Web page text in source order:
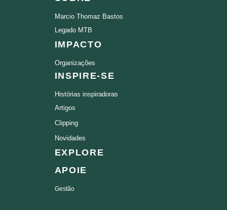
Marcio Thomaz Bastos
Legado MTB
IMPACTO
Organizações
INSPIRE-SE
Histórias inspiradoras
Artigos
Clipping
Novidades
EXPLORE
APOIE
Gestão